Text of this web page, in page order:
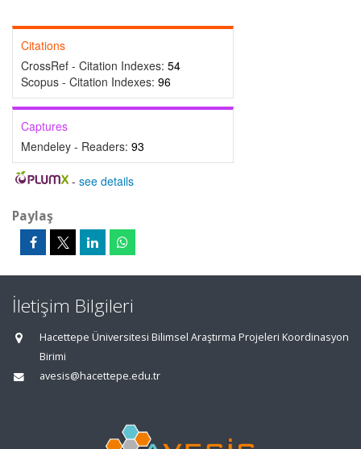
Citations
CrossRef - Citation Indexes: 54
Scopus - Citation Indexes: 96
Captures
Mendeley - Readers: 93
- see details
Paylaş
İletişim Bilgileri
Hacettepe Üniversitesi Bilimsel Araştırma Projeleri Koordinasyon
Birimi
avesis@hacettepe.edu.tr